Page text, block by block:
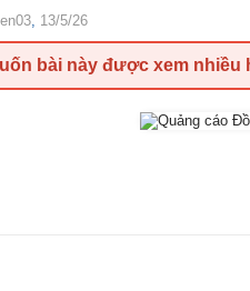
, 13/5/26
bài này được xem nhiều